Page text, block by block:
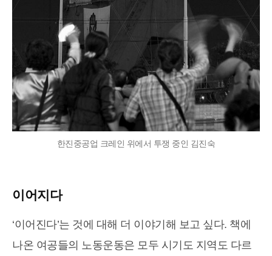
한진중공업 크레인 위에서 투쟁 중인 김진숙
이어지다
‘이어진다’는 것에 대해 더 이야기해 보고 싶다. 책에
나온 여공들의 노동운동은 모두 시기도 지역도 다르